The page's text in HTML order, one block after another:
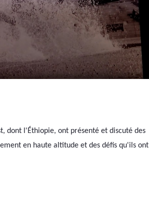
dont l'Éthiopie, ont présenté et discuté des
en haute altitude et des défis qu'ils ont